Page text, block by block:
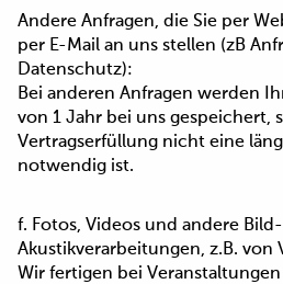
Andere Anfragen, die Sie per
per E-Mail an uns stellen (zB
Datenschutz):
Bei anderen Anfragen werden
von 1 Jahr bei uns gespeichert,
Vertragserfüllung nicht eine
notwendig ist.
f. Fotos, Videos und andere
Akustikverarbeitungen, z.B. von
Wir fertigen bei